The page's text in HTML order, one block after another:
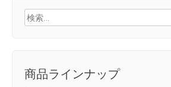
検
索:
商品ラインナップ